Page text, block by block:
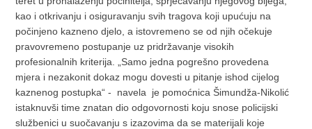
kao i otkrivanju i osiguravanju svih tragova koji upućuju na
počinjeno kazneno djelo, a istovremeno se od njih očekuje
pravovremeno postupanje uz pridržavanje visokih
profesionalnih kriterija. „Samo jedna pogrešno provedena
mjera i nezakonit dokaz mogu dovesti u pitanje ishod cijelog
kaznenog postupka“ - navela je pomoćnica Šimundža-Nikolić
istaknuvši time znatan dio odgovornosti koju snose policijski
službenici u suočavanju s izazovima da se materijali koje